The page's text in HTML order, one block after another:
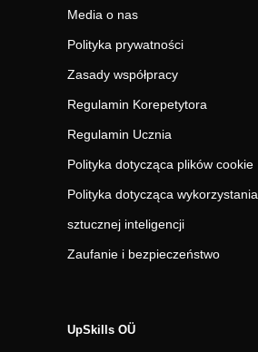
Media o nas
Polityka prywatności
Zasady współpracy
Regulamin Korepetytora
Regulamin Ucznia
Polityka dotycząca plików cookie
Polityka dotycząca wykorzystania
sztucznej inteligencji
Zaufanie i bezpieczeństwo
UpSkills OÜ